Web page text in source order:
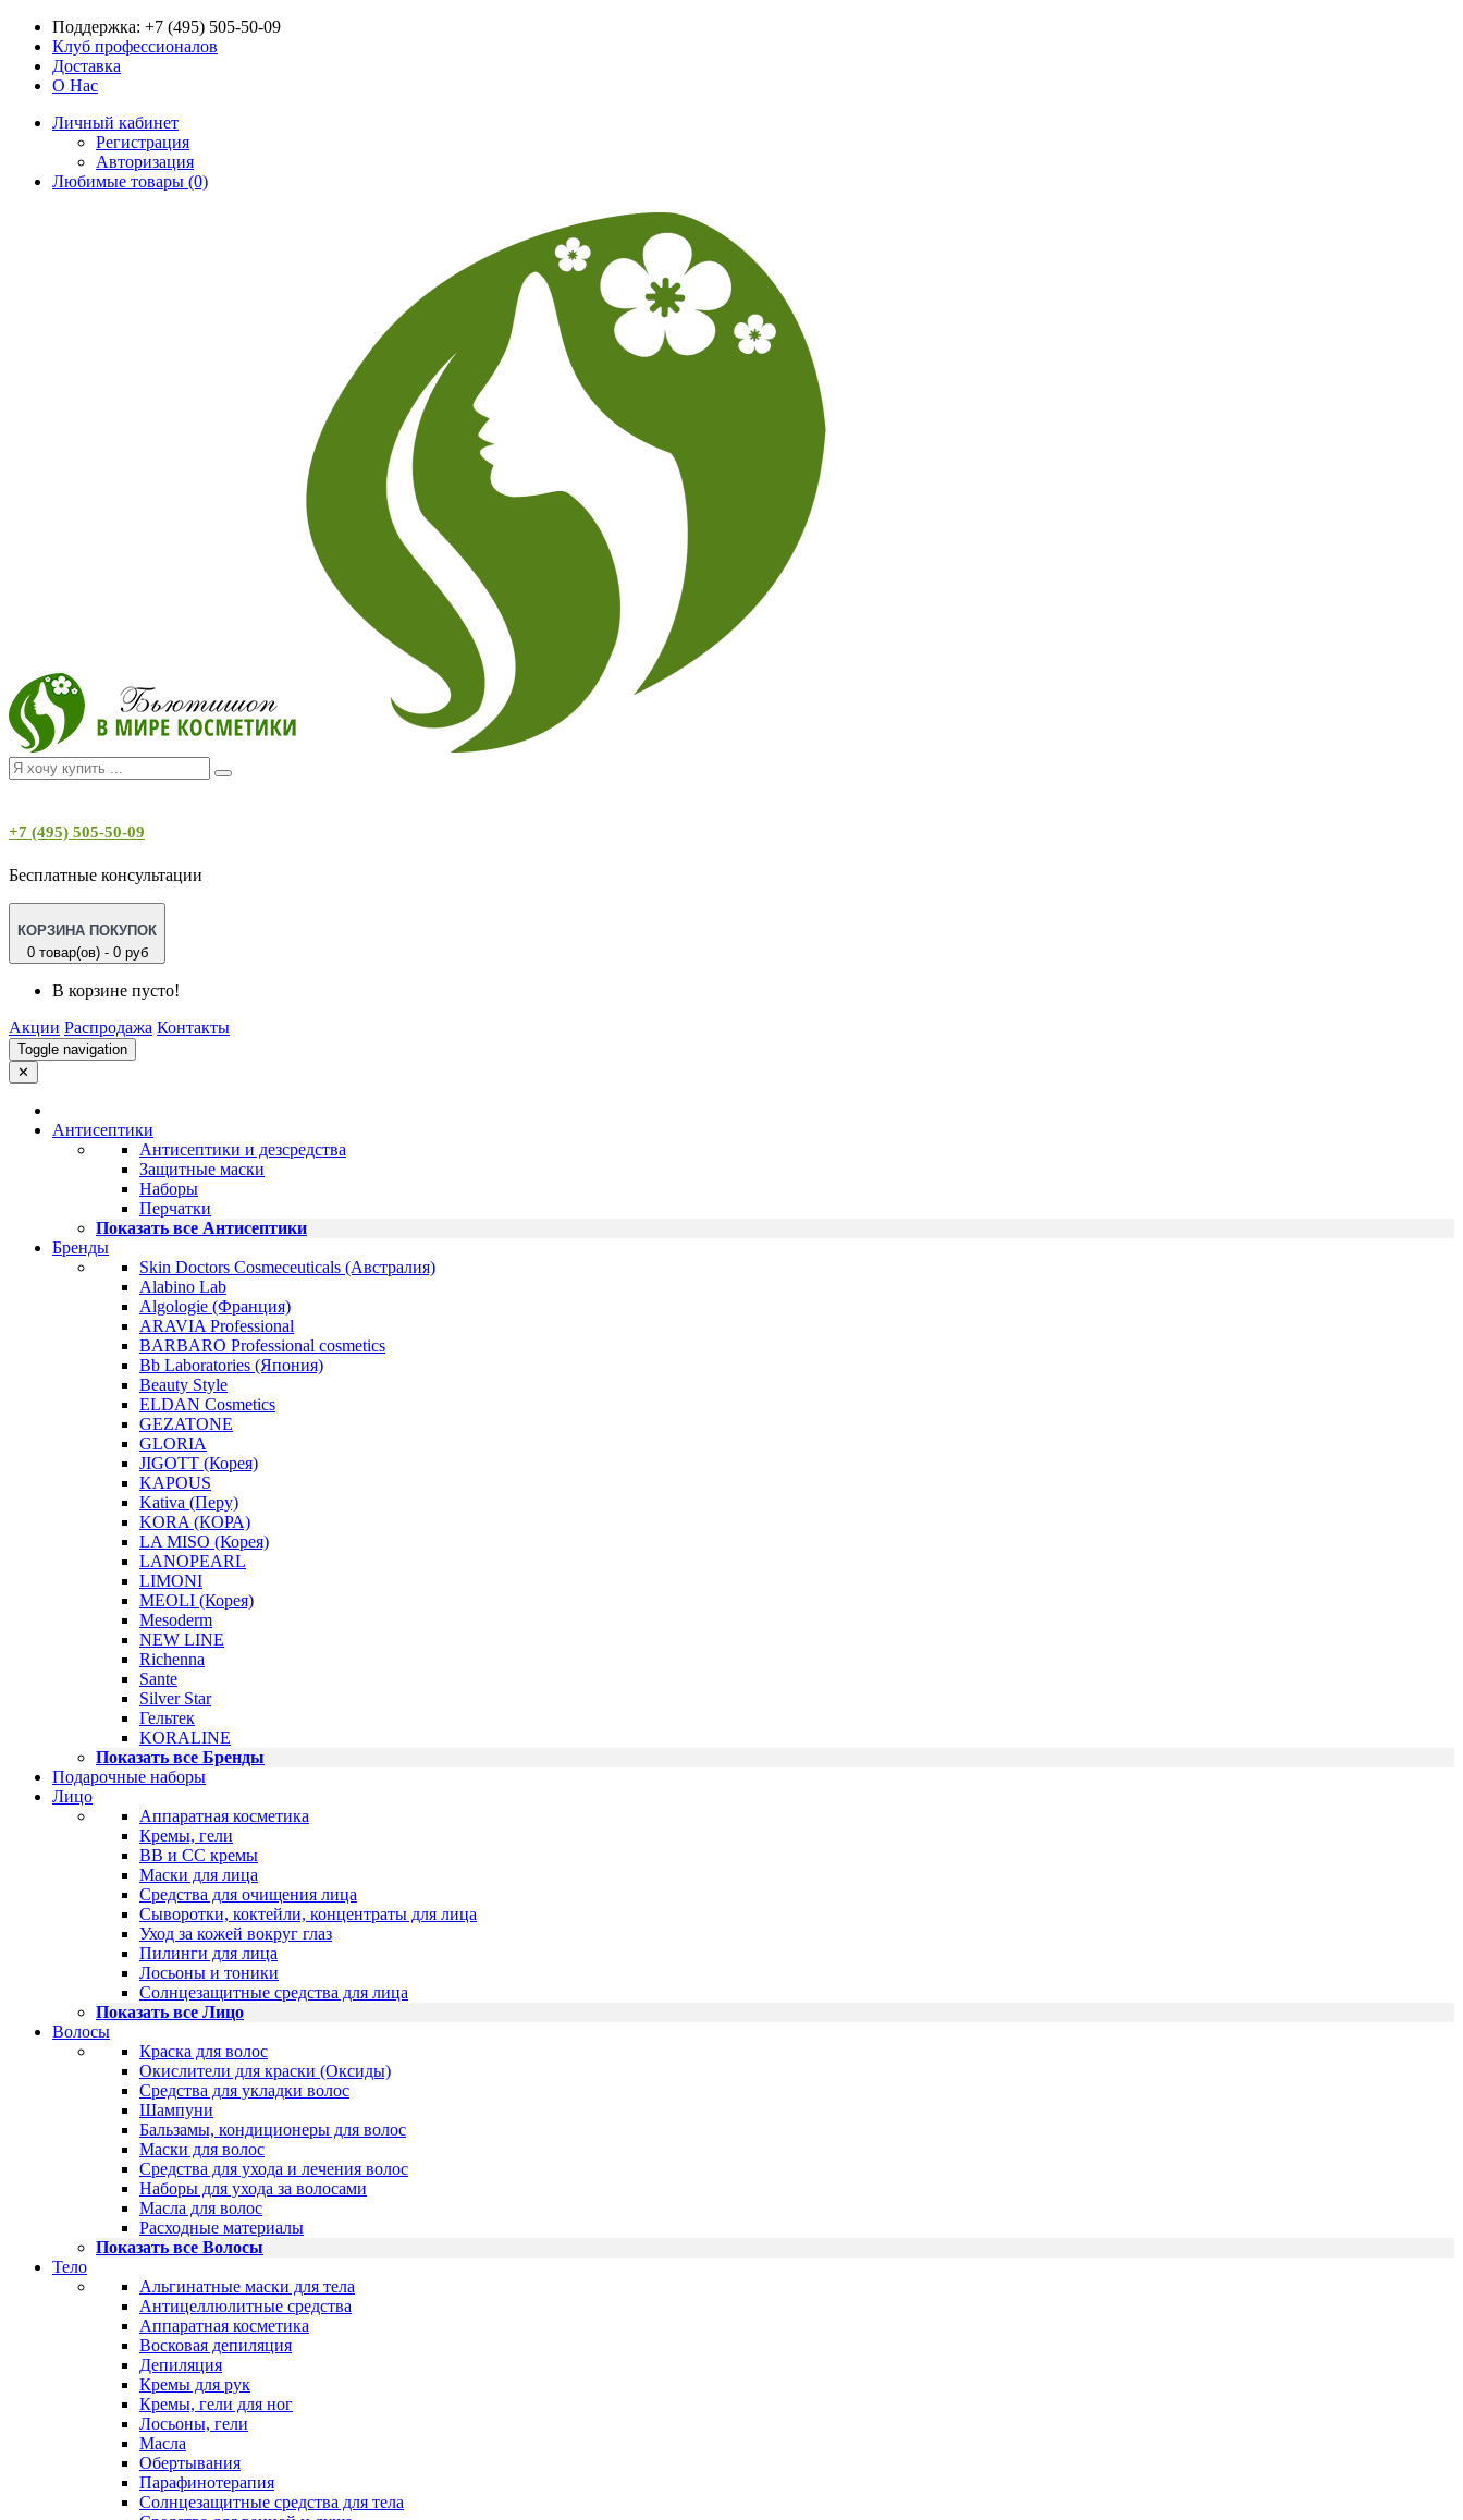
Поддержка: +7 (495) 505-50-09
Клуб профессионалов
Доставка
О Нас
Личный кабинет
Регистрация
Авторизация
Любимые товары (0)
+7 (495) 505-50-09
Бесплатные консультации
КОРЗИНА ПОКУПОК
0 товар(ов) - 0 руб
В корзине пусто!
Акции Распродажа Контакты
Toggle navigation
✕
Антисептики
Антисептики и дезсредства
Защитные маски
Наборы
Перчатки
Показать все Антисептики
Бренды
Skin Doctors Cosmeceuticals (Австралия)
Alabino Lab
Algologie (Франция)
ARAVIA Professional
BARBARO Professional cosmetics
Bb Laboratories (Япония)
Beauty Style
ELDAN Cosmetics
GEZATONE
GLORIA
JIGOTT (Корея)
KAPOUS
Kativa (Перу)
KORA (КОРА)
LA MISO (Корея)
LANOPEARL
LIMONI
MEOLI (Корея)
Mesoderm
NEW LINE
Richenna
Sante
Silver Star
Гельтек
KORALINE
Показать все Бренды
Подарочные наборы
Лицо
Аппаратная косметика
Кремы, гели
BB и CC кремы
Маски для лица
Средства для очищения лица
Сыворотки, коктейли, концентраты для лица
Уход за кожей вокруг глаз
Пилинги для лица
Лосьоны и тоники
Солнцезащитные средства для лица
Показать все Лицо
Волосы
Краска для волос
Окислители для краски (Оксиды)
Средства для укладки волос
Шампуни
Бальзамы, кондиционеры для волос
Маски для волос
Средства для ухода и лечения волос
Наборы для ухода за волосами
Масла для волос
Расходные материалы
Показать все Волосы
Тело
Альгинатные маски для тела
Антицеллюлитные средства
Аппаратная косметика
Восковая депиляция
Депиляция
Кремы для рук
Кремы, гели для ног
Лосьоны, гели
Масла
Обертывания
Парафинотерапия
Солнцезащитные средства для тела